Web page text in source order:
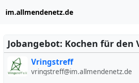
im.allmendenetz.de
Jobangebot: Kochen für
Vringstreff
vringstreff@im.allmendenetz.de